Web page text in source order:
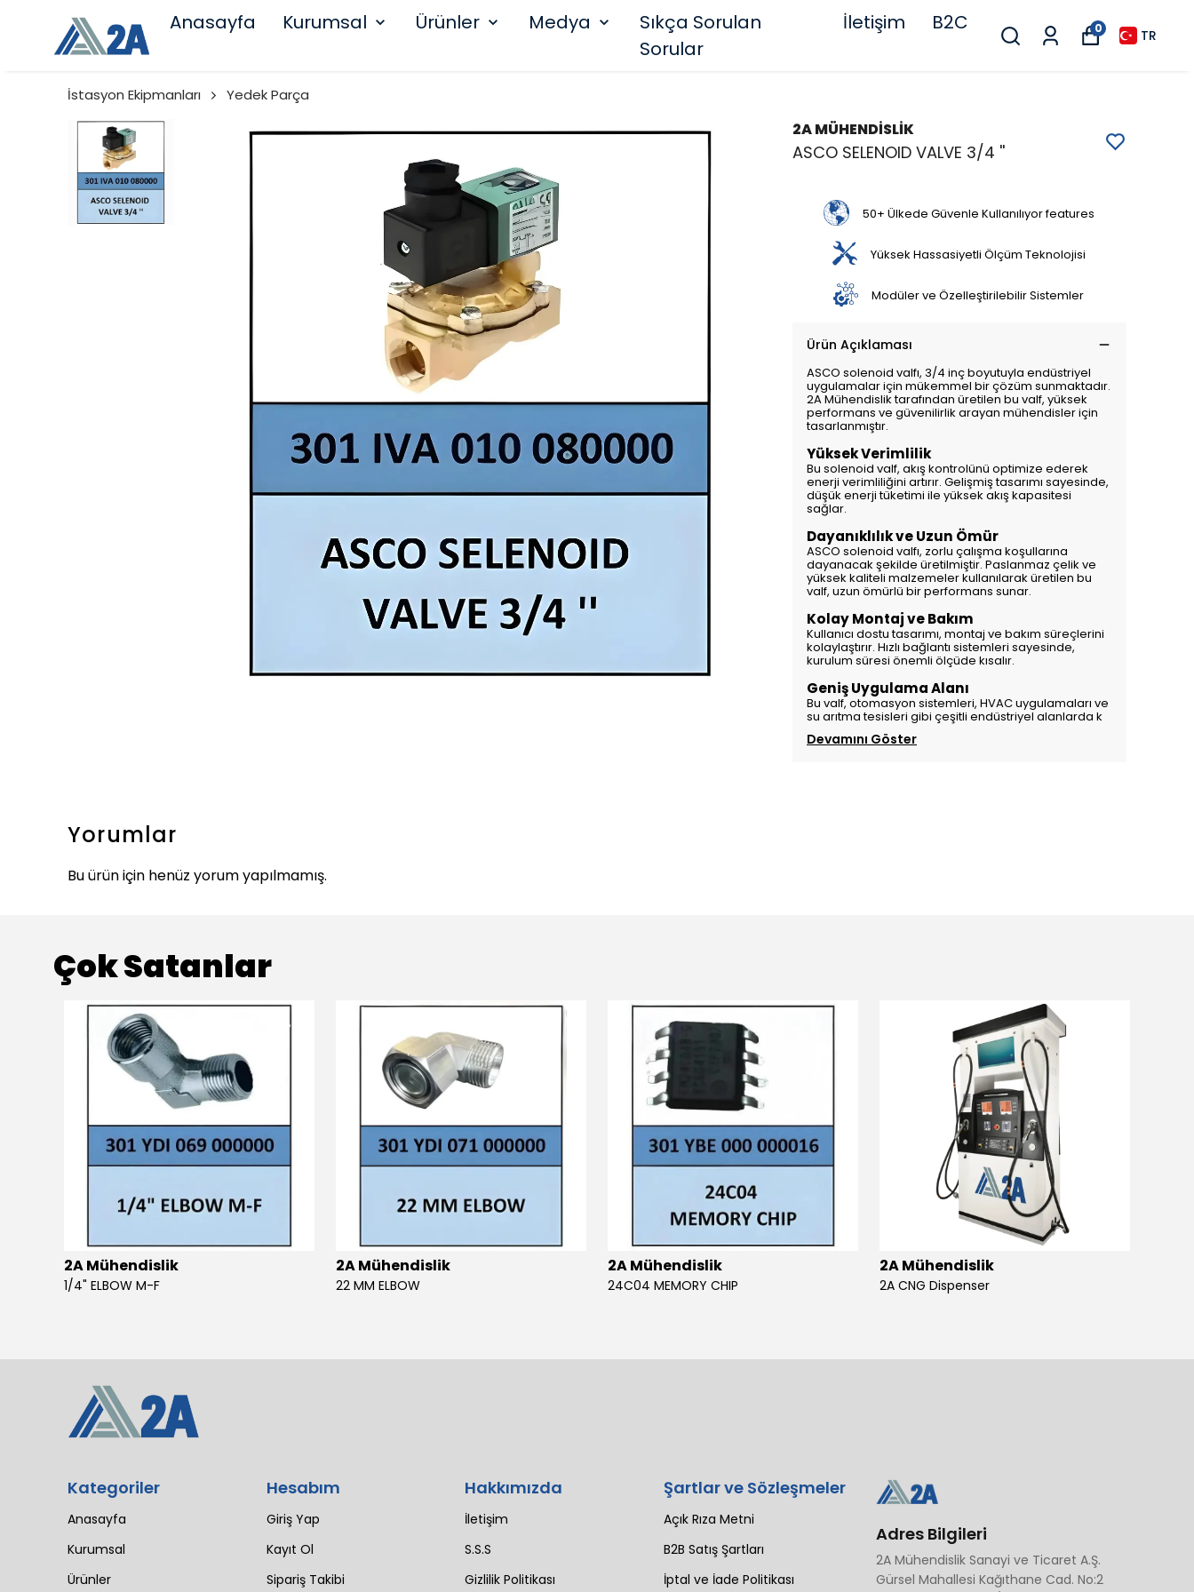
Anasayfa Kurumsal Ürünler Medya
Sıkça Sorulan
Sorular
İletişim B2C 0 TR
İstasyon Ekipmanları Yedek Parça
2A MÜHENDİSLİK
ASCO SELENOID VALVE 3/4 ''
50+ Ülkede Güvenle Kullanılıyor features
Yüksek Hassasiyetli Ölçüm Teknolojisi
Modüler ve Özelleştirilebilir Sistemler
Ürün Açıklaması
ASCO solenoid valfı, 3/4 inç boyutuyla endüstriyel
uygulamalar için mükemmel bir çözüm sunmaktadır.
2A Mühendislik tarafından üretilen bu valf, yüksek
performans ve güvenilirlik arayan mühendisler için
tasarlanmıştır.
Yüksek Verimlilik
Bu solenoid valf, akış kontrolünü optimize ederek
enerji verimliliğini artırır. Gelişmiş tasarımı sayesinde,
düşük enerji tüketimi ile yüksek akış kapasitesi
sağlar.
Dayanıklılık ve Uzun Ömür
ASCO solenoid valfı, zorlu çalışma koşullarına
dayanacak şekilde üretilmiştir. Paslanmaz çelik ve
yüksek kaliteli malzemeler kullanılarak üretilen bu
valf, uzun ömürlü bir performans sunar.
Kolay Montaj ve Bakım
Kullanıcı dostu tasarımı, montaj ve bakım süreçlerini
kolaylaştırır. Hızlı bağlantı sistemleri sayesinde,
kurulum süresi önemli ölçüde kısalır.
Geniş Uygulama Alanı
Bu valf, otomasyon sistemleri, HVAC uygulamaları ve
su arıtma tesisleri gibi çeşitli endüstriyel alanlarda k
Devamını Göster
Yorumlar
Bu ürün için henüz yorum yapılmamış.
Çok Satanlar
2A Mühendislik
1/4" ELBOW M-F
2A Mühendislik
22 MM ELBOW
2A Mühendislik
24C04 MEMORY CHIP
2A Mühendislik
2A CNG Dispenser
Kategoriler
Anasayfa
Kurumsal
Ürünler
Hesabım
Giriş Yap
Kayıt Ol
Sipariş Takibi
Hakkımızda
İletişim
S.S.S
Gizlilik Politikası
Şartlar ve Sözleşmeler
Açık Rıza Metni
B2B Satış Şartları
İptal ve İade Politikası
Adres Bilgileri
2A Mühendislik Sanayi ve Ticaret A.Ş.
Gürsel Mahallesi Kağıthane Cad. No:2